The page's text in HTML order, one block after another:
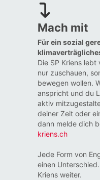
Mach mit
Für ein sozial
Die SP Kriens
nur zuschauen,
bewegen wollen.
anspricht und du
aktiv
deiner Zeit oder
dann melde dich
kriens.ch
Jede Form von
einen
Kriens weiter.